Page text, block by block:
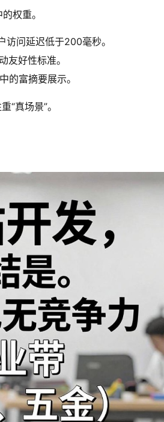
权重。
问延迟低于200毫秒。
友好性标准。
的富摘要展示。
“真场景”。